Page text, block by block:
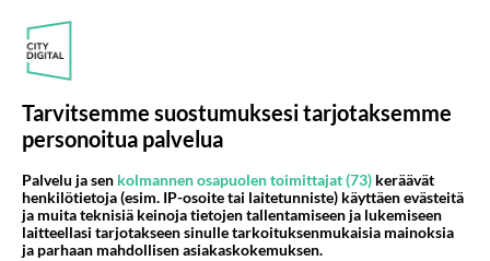
Tarvitsemme suostumuksesi tarjotaksemme
personoitua palvelua
Palvelu ja sen kolmannen osapuolen toimittajat (73) keräävät
henkilötietoja (esim. IP-osoite tai laitetunniste) käyttäen evästeitä
ja muita teknisiä keinoja tietojen tallentamiseen ja lukemiseen
laitteellasi tarjotakseen sinulle tarkoituksenmukaisia mainoksia
ja parhaan mahdollisen asiakaskokemuksen.